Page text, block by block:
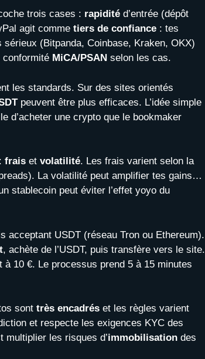
trois cases : rapidité d’entrée (dépôt
agit comme tiers de confiance : tes
(Bitpanda, Coinbase, Kraken, OKX)
MiCA/PSAN selon les cas.
les standards. Sur des sites orientés
peuvent être plus efficaces. L’idée simple
d’acheter une crypto que le bookmaker
frais et volatilité. Les frais varient selon la
La volatilité peut amplifier tes gains…
stablecoin peut éviter l’effet yoyo du
acceptant USDT (réseau Tron ou Ethereum).
, achète de l’USDT, puis transfère vers le site.
10 €. Le processus prend 5 à 15 minutes
sont très encadrés et les règles varient
et respecte les exigences KYC des
multiplier les risques d’immobilisation des